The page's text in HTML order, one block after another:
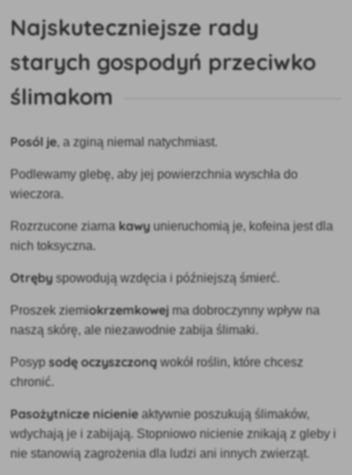
Najskuteczniejsze rady
starych gospodyń przeciwko
ślimakom
Posól je, a zginą niemal natychmiast.
Podlewamy glebę, aby jej powierzchnia wyschła do
wieczora.
Rozrzucone ziarna kawyunieruchomią je, kofeina jest dla
nich toksyczna.
Otrębyspowodują wzdęcia i późniejszą śmierć.
Proszek ziemiokrzemkowej ma dobroczynny wpływ na
naszą skórę, ale niezawodnie zabija ślimaki.
Posypsodę oczyszczonąwokół roślin, które chcesz
chronić.
Pasożytnicze nicienieaktywnie poszukują ślimaków,
wdychają je i zabijają. Stopniowo nicienie znikają z gleby i
nie stanowią zagrożenia dla ludzi ani innych zwierząt.